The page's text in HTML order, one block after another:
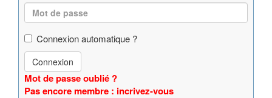
Connexion automatique ?
Connexion
Mot de passe oublié ?
Pas encore membre : incrivez-vous